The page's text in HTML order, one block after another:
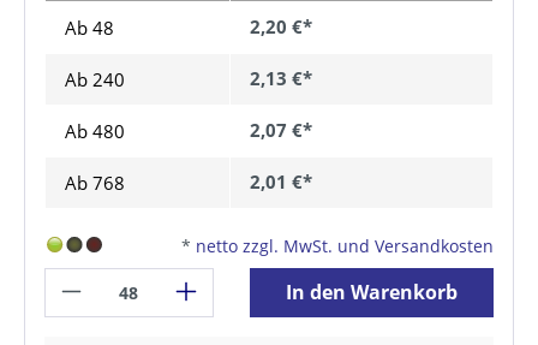
Ab 48 2,20 €*
Ab 240 2,13 €*
Ab 480 2,07 €*
Ab 768 2,01 €*
* netto zzgl. MwSt. und Versandkosten
In den Warenkorb